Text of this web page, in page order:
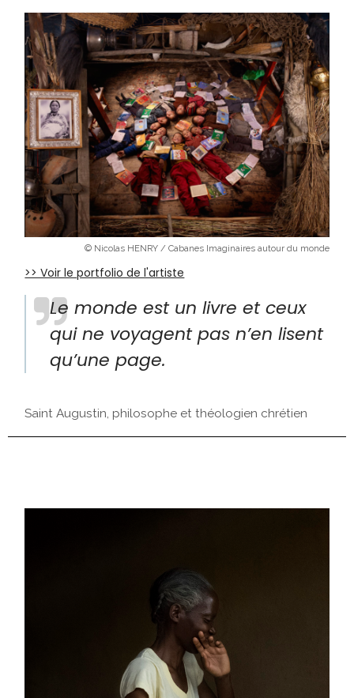
© Nicolas HENRY / Cabanes Imaginaires autour du monde
>> Voir le portfolio de l'artiste
Le monde est un livre et ceux
qui ne voyagent pas n’en lisent
qu’une page.
Saint Augustin, philosophe et théologien chrétien